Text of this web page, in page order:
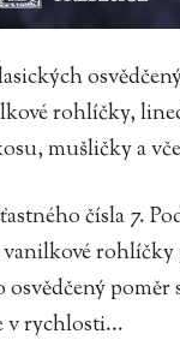
rohlíčky,
mušličky a
čísla 7.
rohlíčky
poměr
v rychlosti...